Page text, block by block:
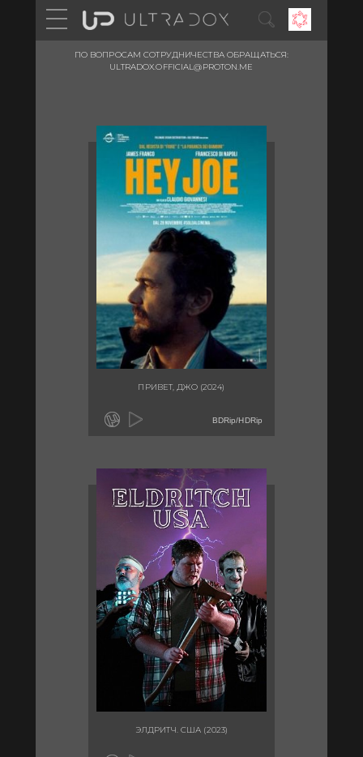
ПО ВОПРОСАМ СОТРУДНИЧЕСТВА ОБРАЩАТЬСЯ:
ULTRADOX.OFFICIAL@PROTON.ME
ПРИВЕТ, ДЖО (2024)
BDRip/HDRip
ЭЛДРИТЧ. США (2023)